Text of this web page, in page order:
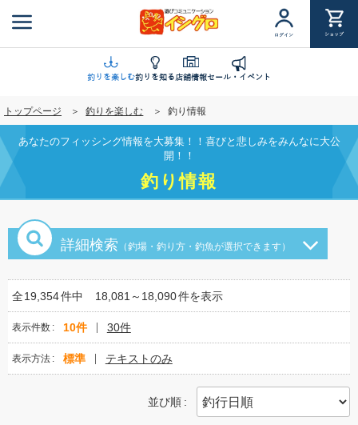
ン
に
移
動
ログイン ショップ
釣りを楽しむ釣りを知る店舗情報セール・イベント
トップページ 釣りを楽しむ 釣り情報
あなたのフィッシング情報を大募集！！喜びと悲しみをみんなに大公
開！！
釣り情報
詳細検索 （釣場・釣り方・釣魚が選択できます）
全19,354件中 18,081～18,090件を表示
表示件数 10件 30件
表示方法 標準 テキストのみ
並び順